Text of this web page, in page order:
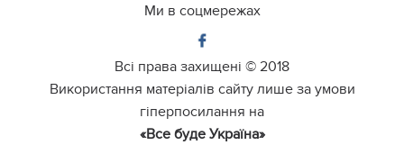
Ми в соцмережах
Всі права захищені © 2018
Використання матеріалів сайту лише за умови
гіперпосилання на
«Все буде Україна»